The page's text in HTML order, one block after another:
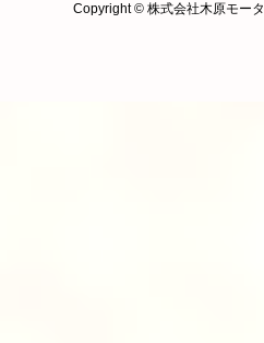
Copyright © 株式会社木原モー